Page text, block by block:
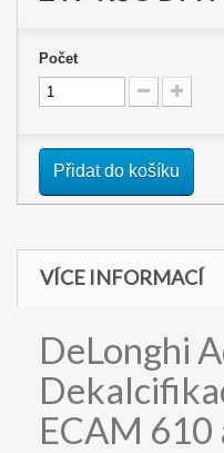
Počet
Přidat do košíku
VÍCE INFORMACÍ
DeLonghi
ECAM 610